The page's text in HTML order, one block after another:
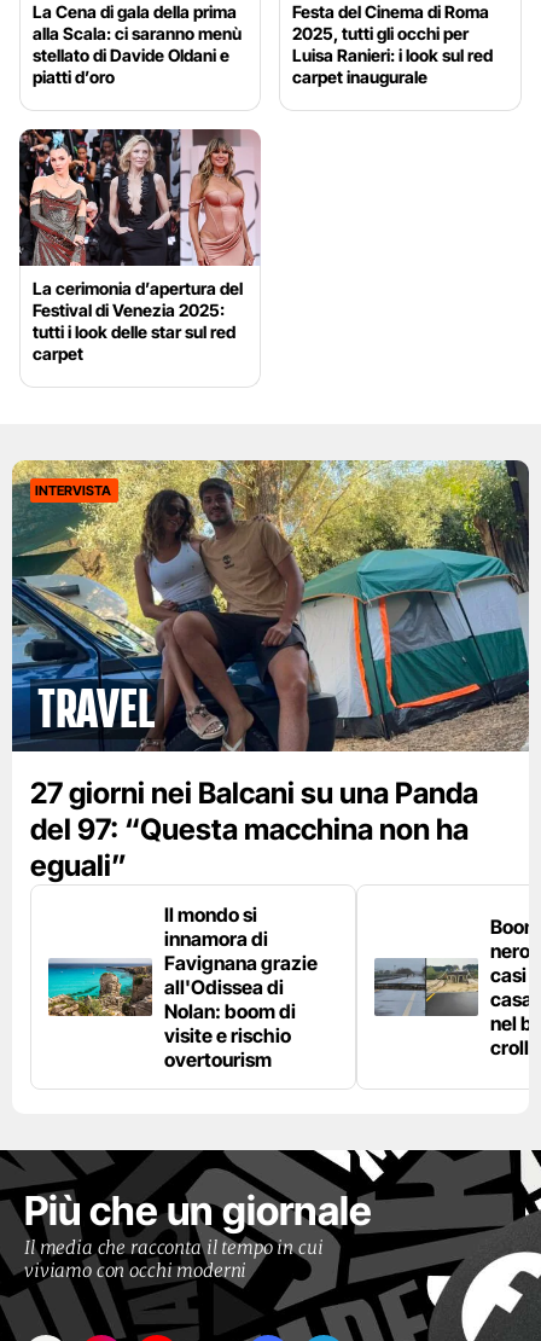
La Cena di gala della prima
alla Scala: ci saranno menù
stellato di Davide Oldani e
piatti d’oro
Festa del Cinema di Roma
2025, tutti gli occhi per
Luisa Ranieri: i look sul red
carpet inaugurale
La cerimonia d’apertura del
Festival di Venezia 2025:
tutti i look delle star sul red
carpet
INTERVISTA
Travel
27 giorni nei Balcani su una Panda
del 97: “Questa macchina non ha
eguali”
Il mondo si
innamora di
Favignana grazie
all'Odissea di
Nolan: boom di
visite e rischio
overtourism
nero
casi
casa
nel
Più che un giornale
Il media che racconta il tempo in cui
viviamo con occhi moderni